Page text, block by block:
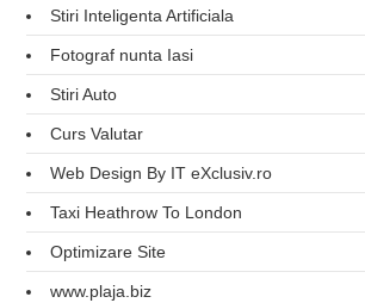
Stiri Inteligenta Artificiala
Fotograf nunta Iasi
Stiri Auto
Curs Valutar
Web Design By IT eXclusiv.ro
Taxi Heathrow To London
Optimizare Site
www.plaja.biz